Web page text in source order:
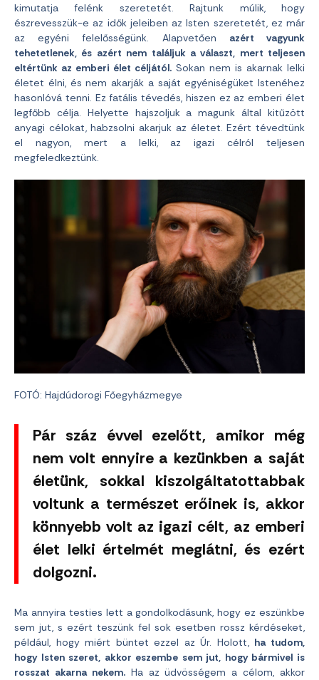
kimutatja felénk szeretetét. Rajtunk múlik, hogy
észrevesszük-e az idők jeleiben az Isten szeretetét, ez már
az egyéni felelősségünk. Alapvetően azért vagyunk
tehetetlenek, és azért nem találjuk a választ, mert teljesen
eltértünk az emberi élet céljától. Sokan nem is akarnak lelki
életet élni, és nem akarják a saját egyéniségüket Istenéhez
hasonlóvá tenni. Ez fatális tévedés, hiszen ez az emberi élet
legfőbb célja. Helyette hajszoljuk a magunk által kitűzött
anyagi célokat, habzsolni akarjuk az életet. Ezért tévedtünk
el nagyon, mert a lelki, az igazi célról teljesen
megfeledkeztünk.
FOTÓ: Hajdúdorogi Főegyházmegye
Pár száz évvel ezelőtt, amikor még
nem volt ennyire a kezünkben a saját
életünk, sokkal kiszolgáltatottabbak
voltunk a természet erőinek is, akkor
könnyebb volt az igazi célt, az emberi
élet lelki értelmét meglátni, és ezért
dolgozni.
Ma annyira testies lett a gondolkodásunk, hogy ez eszünkbe
sem jut, s ezért teszünk fel sok esetben rossz kérdéseket,
például, hogy miért büntet ezzel az Úr. Holott, ha tudom,
hogy Isten szeret, akkor eszembe sem jut, hogy bármivel is
rosszat akarna nekem.Ha az üdvösségem a célom, akkor